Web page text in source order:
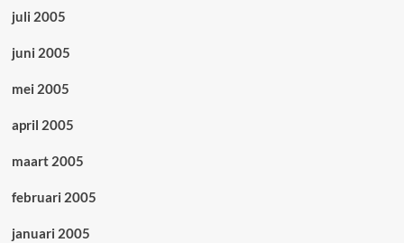
juli 2005
juni 2005
mei 2005
april 2005
maart 2005
februari 2005
januari 2005